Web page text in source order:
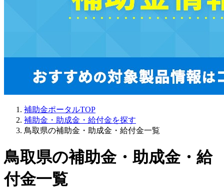
補助金ポータルTOP
補助金・助成金・給付金を探す
鳥取県の補助金・助成金・給付金一覧
鳥取県の補助金・助成金・給
付金一覧